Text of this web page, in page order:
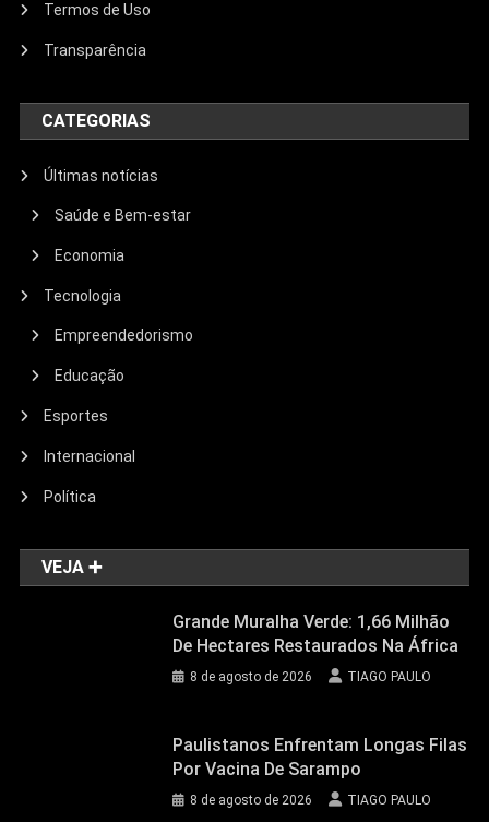
Termos de Uso
Transparência
CATEGORIAS
Últimas notícias
Saúde e Bem-estar
Economia
Tecnologia
Empreendedorismo
Educação
Esportes
Internacional
Política
VEJA ➕
Grande Muralha Verde: 1,66 Milhão
De Hectares Restaurados Na África
8 de agosto de 2026 TIAGO PAULO
Paulistanos Enfrentam Longas Filas
Por Vacina De Sarampo
8 de agosto de 2026 TIAGO PAULO